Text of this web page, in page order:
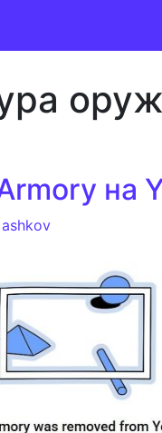
на
ashkov